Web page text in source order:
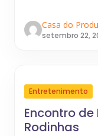
Casa do
setembro 22,
Entretenimento
Encontro
Rodinhas